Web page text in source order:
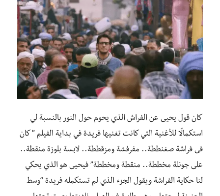
كان قول يحيى عن الفراش الذي يحوم حول النور بالنسبة لي
استكمالًا للأغنية التي كانت تغنيها فريدة في بداية الفيلم ” كان
فى فراشة صغنططة.. مفرفشة ومزقططة.. لابسة بلوزة منقطة..
على جونلة مخططة.. منقطة ومخططة” فيحيى هو الذي يحكي
لنا حكاية الفراشة ويقول الجزء الذي لم تستكمله فريدة “وسط